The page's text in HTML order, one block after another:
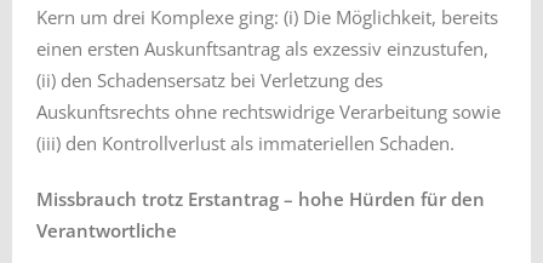
Kern um drei Komplexe ging: (i) Die Möglichkeit, bereits
einen ersten Auskunftsantrag als exzessiv einzustufen,
(ii) den Schadensersatz bei Verletzung des
Auskunftsrechts ohne rechtswidrige Verarbeitung sowie
(iii) den Kontrollverlust als immateriellen Schaden.
Missbrauch trotz Erstantrag – hohe Hürden für den
Verantwortliche